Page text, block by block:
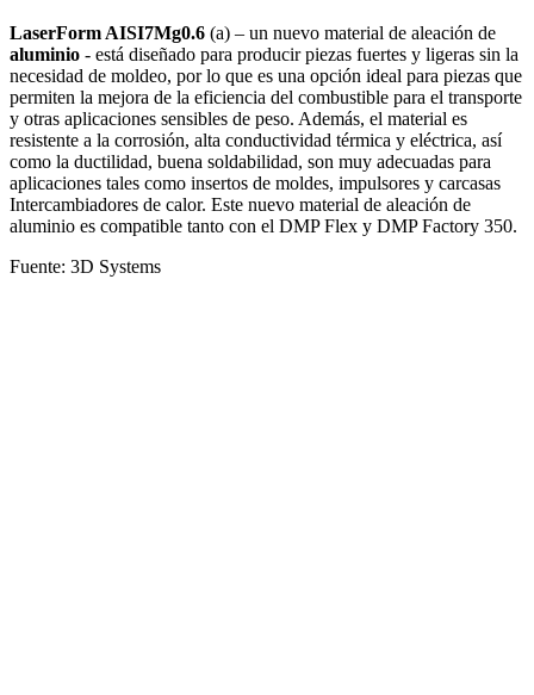
LaserForm AISI7Mg0.6 (a) – un nuevo material de aleación de
aluminio - está diseñado para producir piezas fuertes y ligeras sin la
necesidad de moldeo, por lo que es una opción ideal para piezas que
permiten la mejora de la eficiencia del combustible para el transporte
y otras aplicaciones sensibles de peso. Además, el material es
resistente a la corrosión, alta conductividad térmica y eléctrica, así
como la ductilidad, buena soldabilidad, son muy adecuadas para
aplicaciones tales como insertos de moldes, impulsores y carcasas
Intercambiadores de calor. Este nuevo material de aleación de
aluminio es compatible tanto con el DMP Flex y DMP Factory 350.
Fuente: 3D Systems